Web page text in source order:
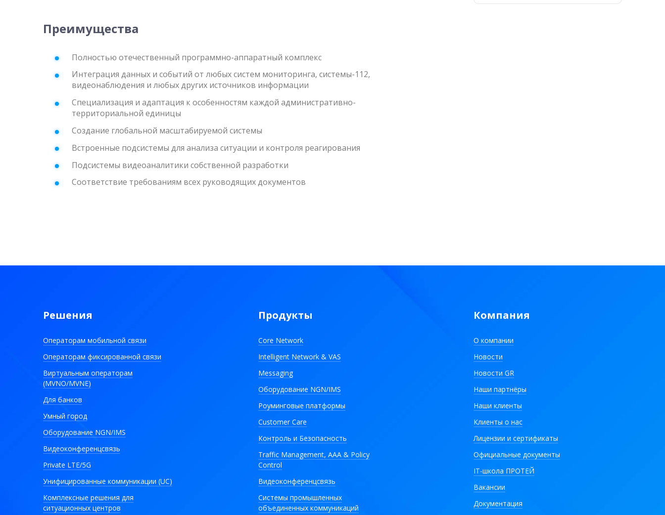
Преимущества
Полностью отечественный программно-аппаратный комплекс
Интеграция данных и событий от любых систем мониторинга, системы-112,
видеонаблюдения и любых других источников информации
Специализация и адаптация к особенностям каждой административно-
территориальной единицы
Создание глобальной масштабируемой системы
Встроенные подсистемы для анализа ситуации и контроля реагирования
Подсистемы видеоаналитики собственной разработки
Соответствие требованиям всех руководящих документов
Решения
Операторам мобильной связи
Операторам фиксированной связи
Виртуальным операторам
(MVNO/MVNE)
Для банков
Умный город
Оборудование NGN/IMS
Видеоконференцсвязь
Private LTE/5G
Унифицированные коммуникации (UC)
Комплексные решения для
ситуационных центров
Продукты
Core Network
Intelligent Network & VAS
Messaging
Оборудование NGN/IMS
Роуминговые платформы
Customer Care
Контроль и Безопасность
Traffic Management, AAA & Policy
Control
Видеоконференцсвязь
Системы промышленных
объединенных коммуникаций
Компания
О компании
Новости
Новости GR
Наши партнёры
Наши клиенты
Клиенты о нас
Лицензии и сертификаты
Официальные документы
IT-школа ПРОТЕЙ
Вакансии
Документация